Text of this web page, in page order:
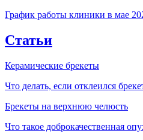
График работы клиники в мае
Статьи
Керамические брекеты
Что делать, если отклеился
Брекеты на верхнюю челюсть
Что такое доброкачественная